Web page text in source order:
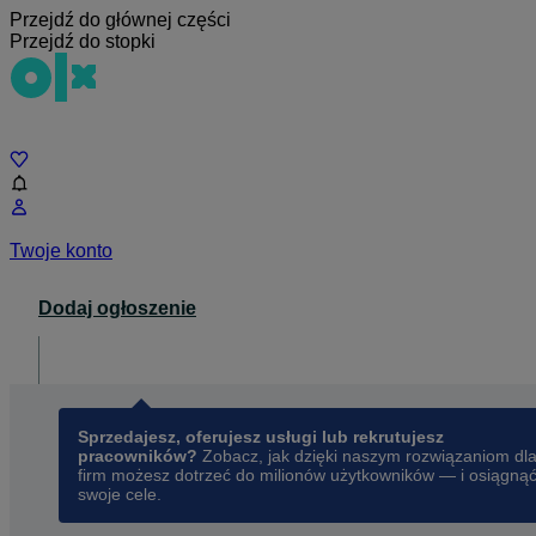
Przejdź do głównej części
Przejdź do stopki
Twoje konto
Dodaj ogłoszenie
Sprzedajesz, oferujesz usługi lub rekrutujesz
pracowników? Zobacz, jak dzięki naszym rozwiązaniom dla
firm możesz dotrzeć do milionów użytkowników — i osiągnąć
swoje cele.